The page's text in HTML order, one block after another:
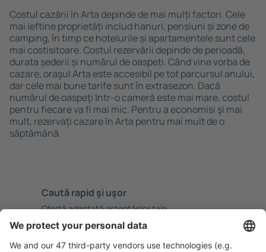
Costul cazării în Arta depinde de mai mulți factori. Cele
mai ieftine proprietăți includ hanuri, pensiuni și zone de
camping, în timp ce hotelurile și apartamentele sunt cele
mai costisitoare. Costul rezervării depinde de perioadă,
durata șederii și numărul de oaspeți. Când vine vorba de
cazare, oraşul Arta este accesibil pe tot parcursul anului,
dar cele mai bune tarife sunt în extrasezon. Dacă
numărul de oaspeţi ȋntr-o cameră este mai mare, costul
pentru fiecare va fi mai mic. Pentru a economisi şi mai
mult, rezervați cazare în Arta pentru mai mult de o
săptămână.
Caută rapid şi uşor
Ofertă adaptată aşteptărilor tale.
Planifică ȋn siguranţă